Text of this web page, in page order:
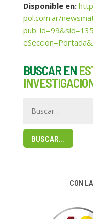
Disponible en:
pol.com.ar/
BUSCAR EN
BUSCAR…
CON